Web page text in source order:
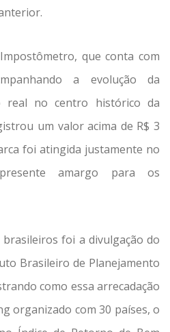
que conta com
a evolução da
real no centro histórico da
um valor acima de R$ 3
foi atingida justamente no
amargo para os
foi a divulgação do
Brasileiro de Planejamento
como essa arrecadação
organizado com 30 países, o